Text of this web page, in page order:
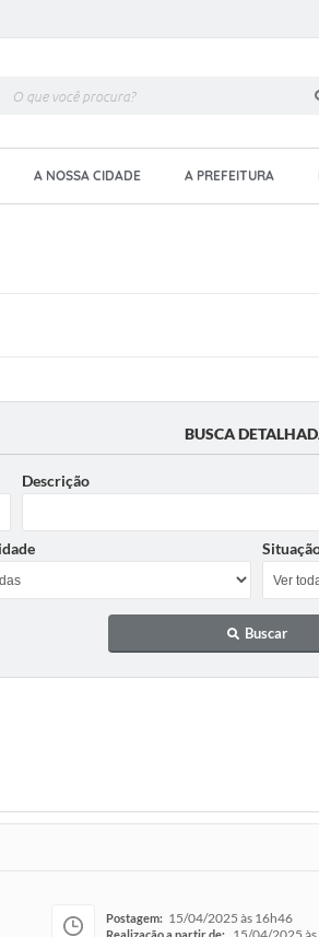
A NOSSA CIDADE A PREFEITURA
BUSCA
Descrição
Buscar
Postagem: 15/04/2025 às 16h46